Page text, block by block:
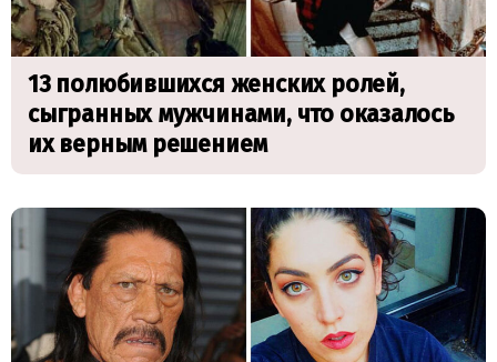
13 полюбившихся женских ролей,
сыгранных мужчинами, что оказалось
их верным решением